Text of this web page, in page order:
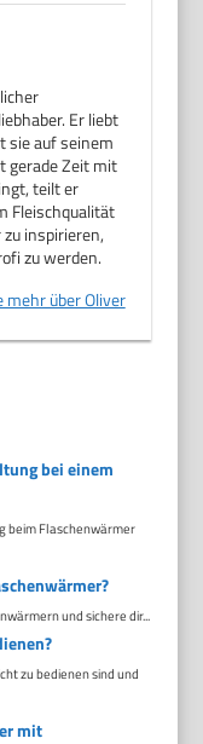
Er liebt
sie auf seinem
gerade Zeit mit
teilt er
Fleischqualität
inspirieren,
zu werden.
mehr über Oliver
bei einem
beim Flaschenwärmer
und sichere dir...
zu bedienen sind und
mit